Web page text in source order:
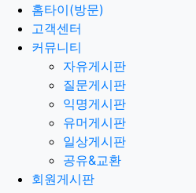
홈타이(방문)
고객센터
커뮤니티
자유게시판
질문게시판
익명게시판
유머게시판
일상게시판
공유&교환
회원게시판